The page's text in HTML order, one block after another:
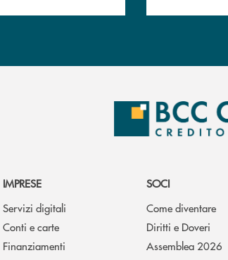
IMPRESE
Servizi digitali
Conti e carte
Finanziamenti
SOCI
Come diventare
Diritti e Doveri
Assemblea 2026